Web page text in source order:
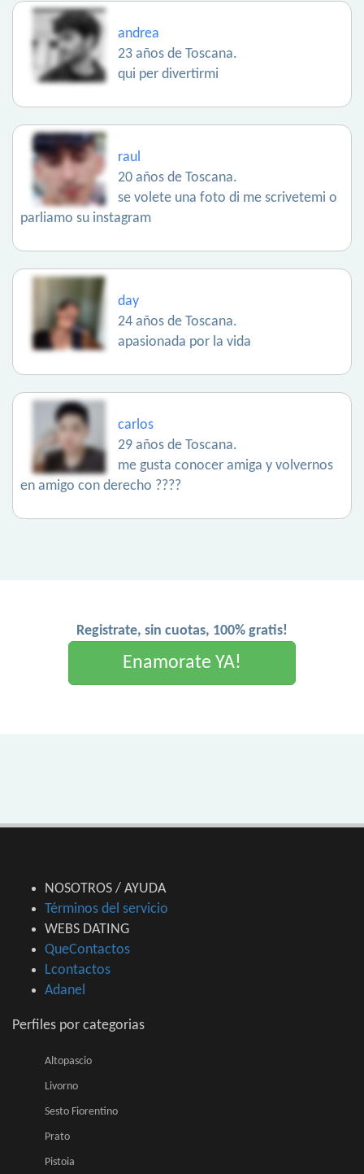
andrea
23 años de Toscana.
qui per divertirmi
raul
20 años de Toscana.
se volete una foto di me scrivetemi o
parliamo su instagram
day
24 años de Toscana.
apasionada por la vida
carlos
29 años de Toscana.
me gusta conocer amiga y volvernos
en amigo con derecho ????
Registrate, sin cuotas, 100% gratis!
Enamorate YA!
NOSOTROS / AYUDA
Términos del servicio
WEBS DATING
QueContactos
Lcontactos
Adanel
Perfiles por categorias
Altopascio
Livorno
Sesto Fiorentino
Prato
Pistoia